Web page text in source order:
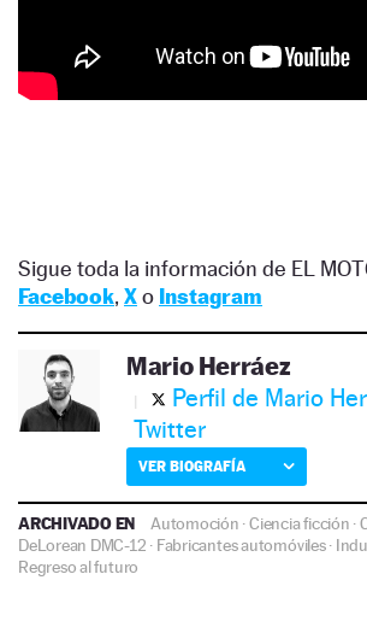
Sigue toda la información de EL
Facebook, Xo Instagram
Mario Herráez
Perfil de Mario
Twitter
VER BIOGRAFÍA
ARCHIVADO EN Automoción ·Ciencia ficción ·
DeLorean DMC-12 · Fabricantes automóviles·
Regreso al futuro